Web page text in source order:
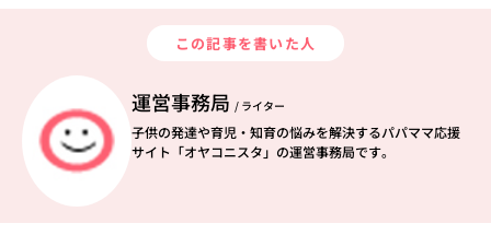
この記事を書いた人
運営事務局 / ライター
子供の発達や育児・知育の悩みを解決するパパママ応援
サイト「オヤコニスタ」の運営事務局です。